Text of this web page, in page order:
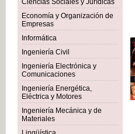
Ciencias Sociales y Jurídicas
Economía y Organización de
Empresas
Informática
Ingeniería Civil
Ingeniería Electrónica y
Comunicaciones
Ingeniería Energética,
Eléctrica y Motores
Ingeniería Mecánica y de
Materiales